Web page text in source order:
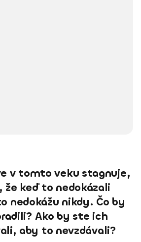
v tomto veku stagnuje,
že keď to nedokázali
nedokážu nikdy. Čo by
Ako by ste ich
aby to nevzdávali?